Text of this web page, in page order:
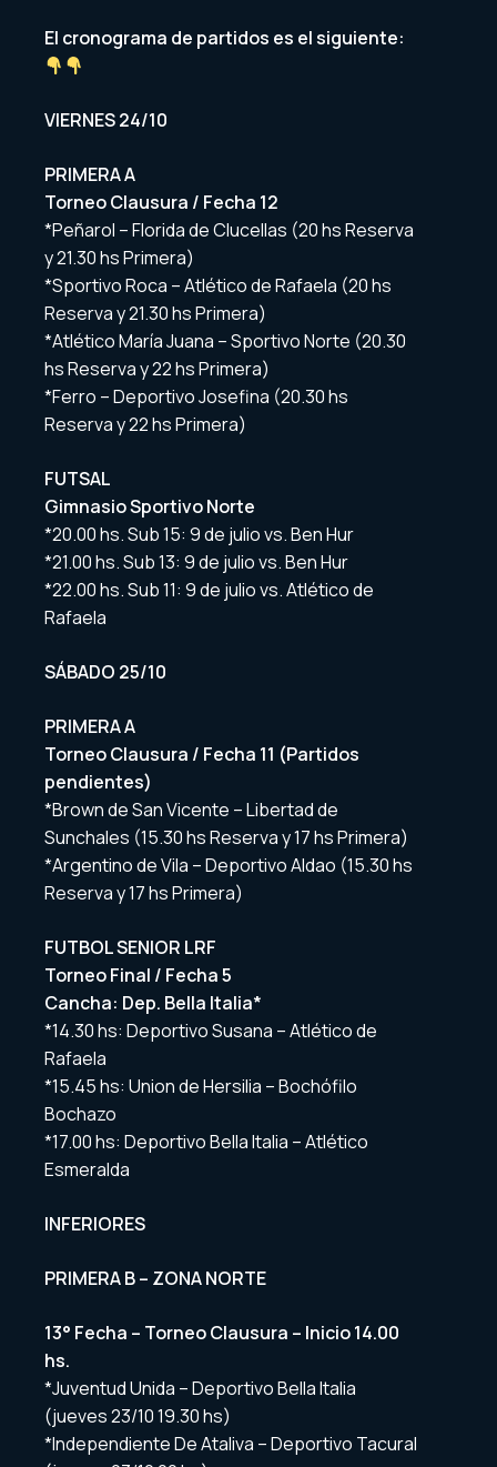
El cronograma de partidos es el siguiente:
VIERNES 24/10
PRIMERA A
Torneo Clausura / Fecha 12
*Peñarol – Florida de Clucellas (20 hs Reserva
y 21.30 hs Primera)
*Sportivo Roca – Atlético de Rafaela (20 hs
Reserva y 21.30 hs Primera)
*Atlético María Juana – Sportivo Norte (20.30
hs Reserva y 22 hs Primera)
*Ferro – Deportivo Josefina (20.30 hs
Reserva y 22 hs Primera)
FUTSAL
Gimnasio Sportivo Norte
*20.00 hs. Sub 15: 9 de julio vs. Ben Hur
*21.00 hs. Sub 13: 9 de julio vs. Ben Hur
*22.00 hs. Sub 11: 9 de julio vs. Atlético de
Rafaela
SÁBADO 25/10
PRIMERA A
Torneo Clausura / Fecha 11 (Partidos
pendientes)
*Brown de San Vicente – Libertad de
Sunchales (15.30 hs Reserva y 17 hs Primera)
*Argentino de Vila – Deportivo Aldao (15.30 hs
Reserva y 17 hs Primera)
FUTBOL SENIOR LRF
Torneo Final / Fecha 5
Cancha: Dep. Bella Italia*
*14.30 hs: Deportivo Susana – Atlético de
Rafaela
*15.45 hs: Union de Hersilia – Bochófilo
Bochazo
*17.00 hs: Deportivo Bella Italia – Atlético
Esmeralda
INFERIORES
PRIMERA B – ZONA NORTE
13° Fecha – Torneo Clausura – Inicio 14.00
hs.
*Juventud Unida – Deportivo Bella Italia
(jueves 23/10 19.30 hs)
*Independiente De Ataliva – Deportivo Tacural